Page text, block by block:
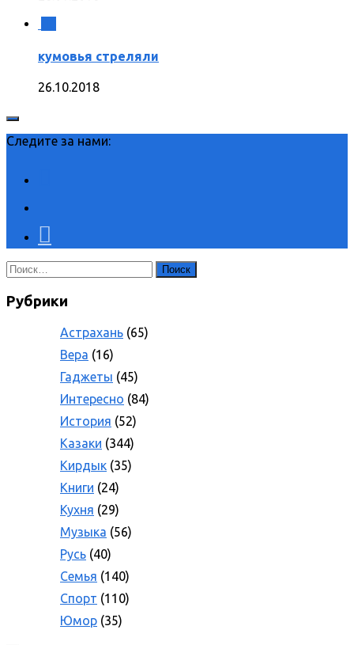
кумовья стреляли
26.10.2018
Следите за нами:
Найти:
Рубрики
Астрахань (65)
Вера (16)
Гаджеты (45)
Интересно (84)
История (52)
Казаки (344)
Кирдык (35)
Книги (24)
Кухня (29)
Музыка (56)
Русь (40)
Семья (140)
Спорт (110)
Юмор (35)